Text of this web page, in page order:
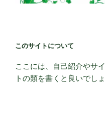
このサイトについて
ここには、自己紹介やサ
トの類を書くと良いでしょ